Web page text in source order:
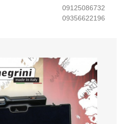
09125086732
09356622196